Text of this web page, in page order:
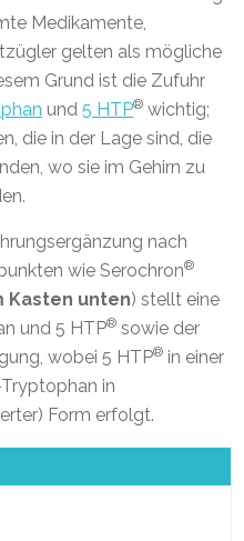
Medikamente,
gelten als mögliche
Grund ist die Zufuhr
und5 HTP® wichtig;
die in der Lage sind, die
wo sie im Gehirn zu
nach
wie Serochron®
Kasten unten) stellt eine
und 5 HTP® sowie der
wobei 5 HTP® in einer
in
Form erfolgt.